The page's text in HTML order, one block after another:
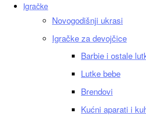
Igračke
Novogodišnji ukrasi
Igračke za devojčice
Barbie i ostale
Lutke bebe
Brendovi
Kućni aparati i